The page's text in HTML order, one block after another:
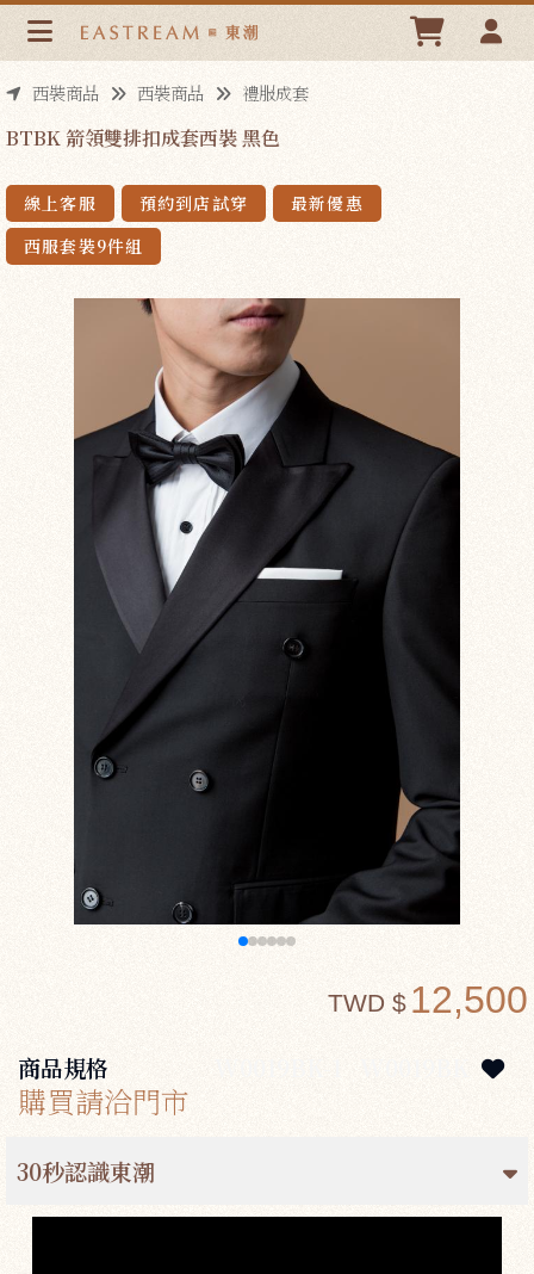
BTBK 箭領雙排扣成套西裝 黑色 | 東潮時裝西服EASTREAM
西裝商品 西裝商品 禮服成套
BTBK 箭領雙排扣成套西裝 黑色
線上客服 預約到店試穿
最新優惠
西服套裝9件組
12,500
TWD $
商品規格
購買請洽門市
30秒認識東潮